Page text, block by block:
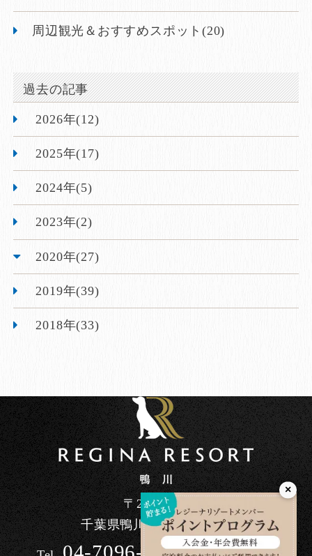
周辺観光＆おすすめスポット(20)
過去の記事
2026年(12)
2025年(17)
2024年(5)
2023年(2)
2020年(27)
2019年(39)
2018年(33)
〒296-0041
千葉県鴨川市東町1464-90
×